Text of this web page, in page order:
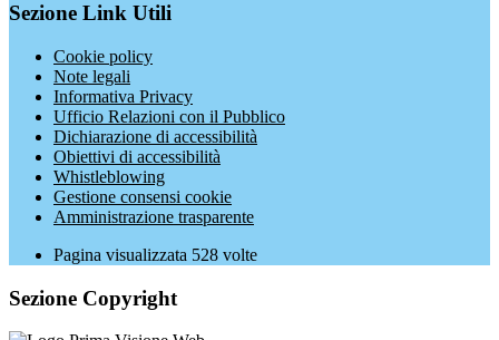
Sezione Link Utili
Cookie policy
Note legali
Informativa Privacy
Ufficio Relazioni con il Pubblico
Dichiarazione di accessibilità
Obiettivi di accessibilità
Whistleblowing
Gestione consensi cookie
Amministrazione trasparente
Pagina visualizzata 528 volte
Sezione Copyright